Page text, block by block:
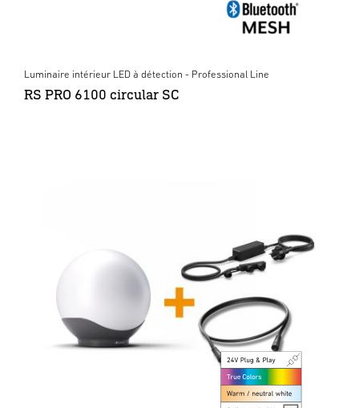
Luminaire intérieur LED à détection - Professional Line
RS PRO 6100 circular SC